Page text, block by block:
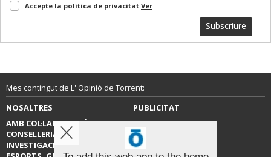
Accepte la política de privacitat Ver
Subscriure
Mes contingut de L' Opinió de Torrent:
NOSALTRES
PUBLICITAT
AMB COL·LABORACIÓ DE LA
CONSELLERIA D’EDUCACIÓ,
INVESTIGACIÓ, CULTURA I
CONTACTE